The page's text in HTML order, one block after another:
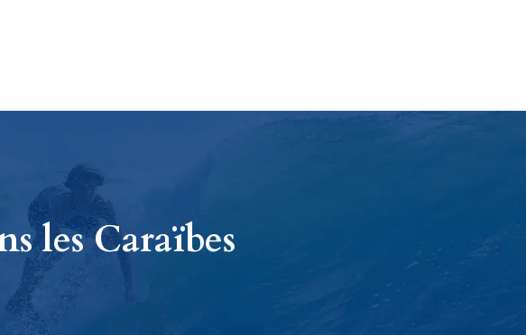
les Caraïbes